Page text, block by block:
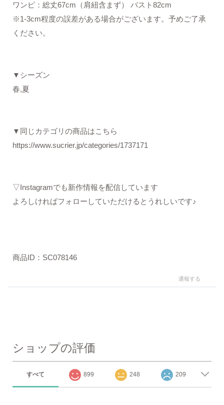
ワンピ：総丈67cm（肩紐含まず） バスト82cm
※1-3cm程度の誤差がある場合がございます。予めご了承
ください。
▼シーズン
春,夏
▼同じカテゴリの商品はこちら
https://www.sucrier.jp/categories/1737171
▽Instagramでも新作情報を配信しています
よろしければフォローしていただけるとうれしいです♪
商品ID：SC078146
通報する
ショップの評価
すべて 899 248 209